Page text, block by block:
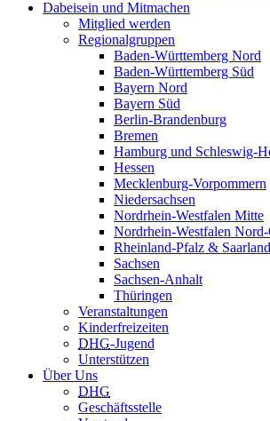
Dabeisein und Mitmachen
Mitglied werden
Regionalgruppen
Baden-Württemberg Nord
Baden-Württemberg Süd
Bayern Nord
Bayern Süd
Berlin-Brandenburg
Bremen
Hamburg und Schleswig-
Hessen
Mecklenburg-Vorpommern
Niedersachsen
Nordrhein-Westfalen Mitte
Nordrhein-Westfalen
Rheinland-Pfalz & Saarland
Sachsen
Sachsen-Anhalt
Thüringen
Veranstaltungen
Kinderfreizeiten
DHG-Jugend
Unterstützen
Über Uns
DHG
Geschäftsstelle